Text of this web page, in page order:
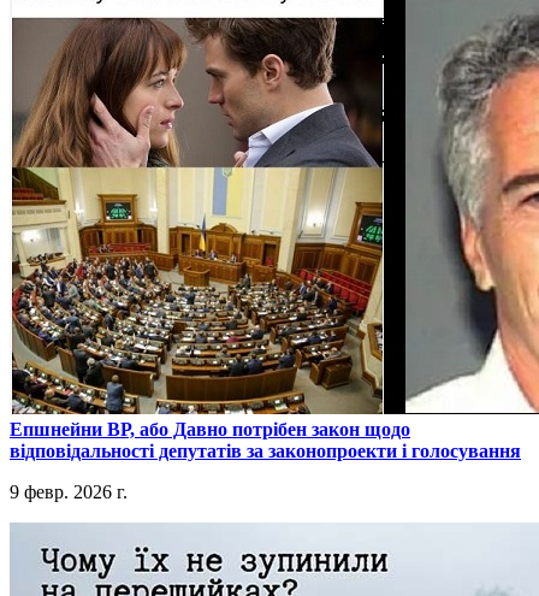
​Епшнейни ВР, або Давно потрібен закон щодо
відповідальності депутатів за законопроекти і голосування
9 февр. 2026 г.